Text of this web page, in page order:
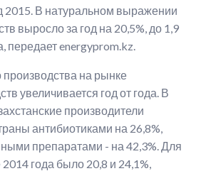
2015. В натуральном выражении
выросло за год на 20,5%, до 1,9
передает energyprom.kz.
производства на рынке
увеличивается год от года. В
производители
антибиотиками на 26,8%,
препаратами - на 42,3%. Для
года было 20,8 и 24,1%,